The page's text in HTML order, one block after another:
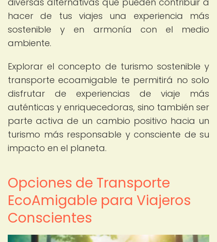
hacer de tus viajes una experiencia más
sostenible y en armonía con el medio
ambiente.
Explorar el concepto de turismo sostenible y
transporte ecoamigable te permitirá no solo
disfrutar de experiencias de viaje más
auténticas y enriquecedoras, sino también ser
parte activa de un cambio positivo hacia un
turismo más responsable y consciente de su
impacto en el planeta.
Opciones de Transporte
EcoAmigable para Viajeros
Conscientes